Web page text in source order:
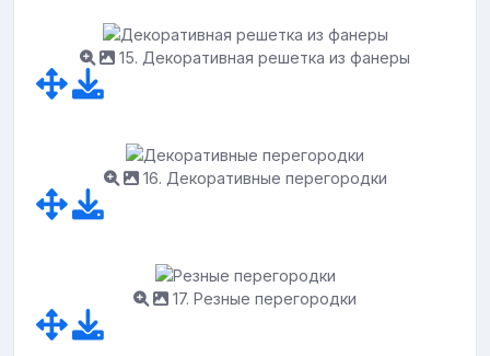
15. Декоративная решетка из фанеры
16. Декоративные перегородки
17. Резные перегородки